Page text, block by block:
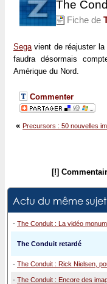
The
Fiche de
Segavient de réajuster la
faudra désormais
Amérique du Nord.
Commenter
« Precursors : 50 nouvelles
[!]
Actu du même sujet
- The Conduit : La vidéo
The Conduit retardé
- The Conduit : Rick Nielsen,
- The Conduit : Encore des